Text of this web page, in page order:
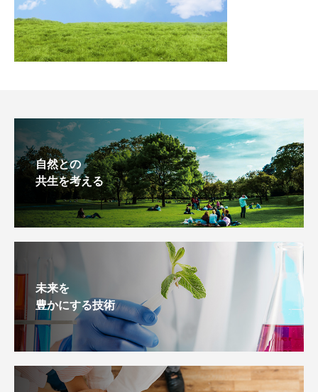
自然との
共生を考える
未来を
豊かにする技術